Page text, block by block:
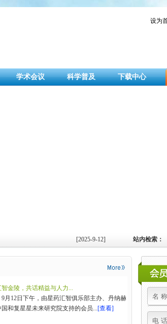
设为
学术会议 科学普及 下载中心
[2025-9-12] 站内检索：
智金陵，共话精益与人力...
月12日下午，由星药汇智俱乐部主办、丹纳赫
国和复星星未来研究院支持的会员...[查看]